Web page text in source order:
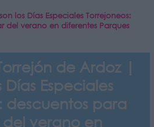
los Días Especiales Torrejoneos:
del verano en diferentes Parques
de Ardoz |
Días Especiales
descuentos para
del verano en